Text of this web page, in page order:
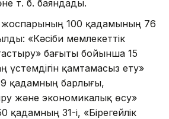
т. б. баяндады.
жоспарының 100 қадамының 76
«Кәсіби мемлекеттік
бағыты бойынша 15
үстемдігін қамтамасыз ету»
қадамның барлығы,
және экономикалық өсу»
31-і, «Бірегейлік